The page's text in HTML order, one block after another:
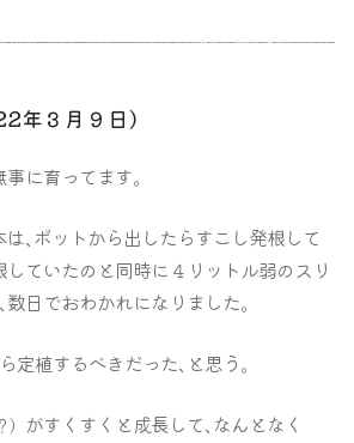
年３月９日）
に育ってます｡
は､ポットから出したらすこし発根して
ていたのと同時に４リットル弱のスリ
数日でおわかれになりました｡
定植するべきだった､と思う｡
） がすくすくと成長して､なんとなく